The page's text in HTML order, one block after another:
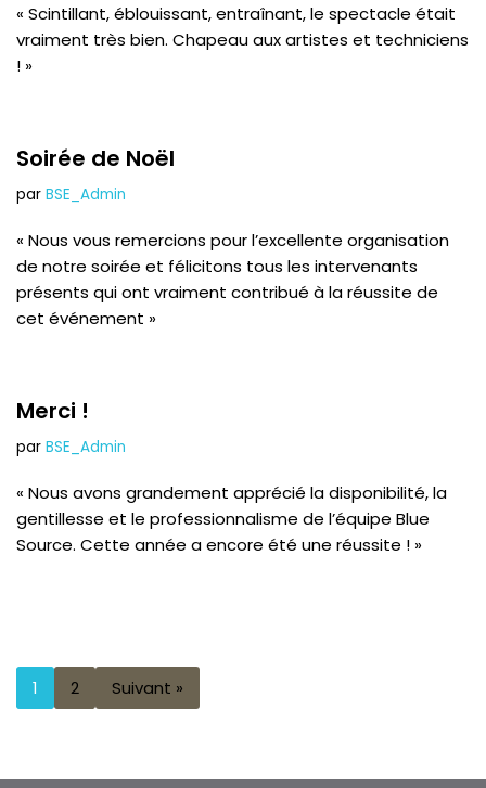
« Scintillant, éblouissant, entraînant, le spectacle était
vraiment très bien. Chapeau aux artistes et techniciens
! »
Soirée de Noël
par BSE_Admin
« Nous vous remercions pour l’excellente organisation
de notre soirée et félicitons tous les intervenants
présents qui ont vraiment contribué à la réussite de
cet événement »
Merci !
par BSE_Admin
« Nous avons grandement apprécié la disponibilité, la
gentillesse et le professionnalisme de l’équipe Blue
Source. Cette année a encore été une réussite ! »
1 2 Suivant »